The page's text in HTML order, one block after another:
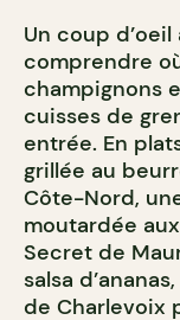
Un coup
comprendre
champignons
cuisses de
entrée. En
grillée au
Côte-Nord,
moutardée
Secret de
salsa
de Charlevoix